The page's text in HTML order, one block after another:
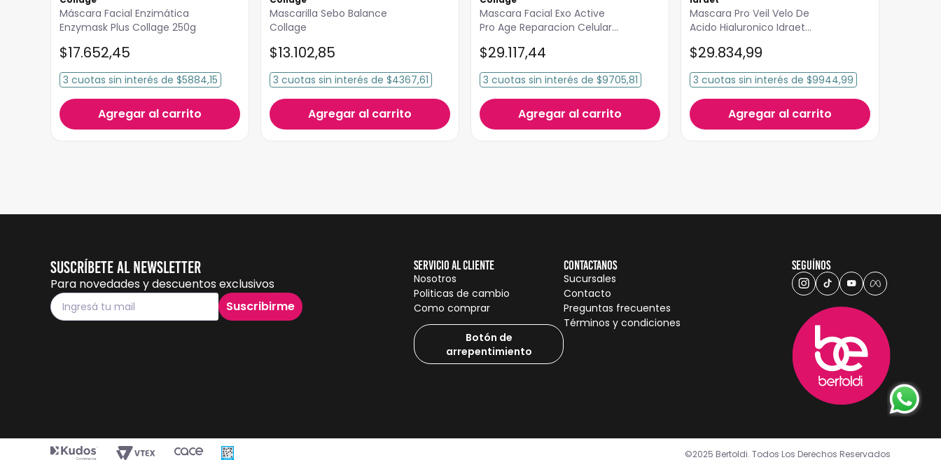
Máscara Facial Enzimática
Enzymask Plus Collage 250g
$17.652,45
3 cuotas sin interés de $5884,15
Agregar al carrito
Mascarilla Sebo Balance
Collage
$13.102,85
3 cuotas sin interés de $4367,61
Agregar al carrito
Mascara Facial Exo Active
Pro Age Reparacion Celular
$29.117,44
3 cuotas sin interés de $9705,81
Agregar al carrito
Mascara Pro Veil Velo De
Acido Hialuronico Idraet
$29.834,99
3 cuotas sin interés de $9944,99
Agregar al carrito
Suscríbete al Newsletter
Para novedades y descuentos exclusivos
Suscribirme
Servicio al cliente
Nosotros
Politicas de cambio
Como comprar
Botón de
arrepentimiento
Contactanos
Sucursales
Contacto
Preguntas frecuentes
Términos y condiciones
Seguínos
©2025 Bertoldi. Todos Los Derechos Reservados